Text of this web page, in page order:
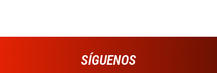
SÍGUENOS